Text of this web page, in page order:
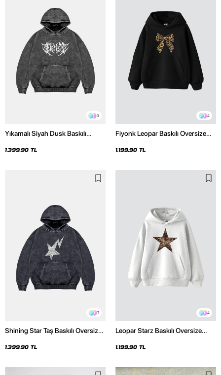
3
Yıkamalı Siyah Dusk Baskılı
1.399,90 TL
4
Fiyonk Leopar Baskılı Oversize
1.199,90 TL
7
Shining Star Taş Baskılı Oversize
Hoodie
1.399,90 TL
4
Leopar Starz Baskılı Oversize
1.199,90 TL